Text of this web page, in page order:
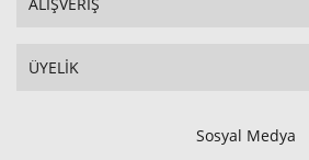
ÜYELİK
Sosyal Medya